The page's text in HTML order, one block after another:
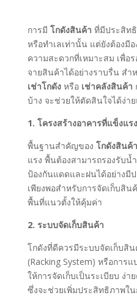
การมี โกดังสินค้า ที่มีประสิท
หรือทำเลเท่านั้น แต่ยังต้องมี
ความสะดวกที่เหมาะสม เพื่อ
จายสินค้าได้อย่างราบรื่น ส
เช่าโกดังหรือ เช่าคลังสินค้า
บ้าง จะช่วยให้ตัดสินใจได้ง่า
1. โครงสร้างอาคารที่แข็งแร
พื้นฐานสำคัญของ โกดังสินค้า
แรง พื้นต้องสามารถรองรับ
ป้องกันแดดและฝนได้อย่างมี
เพียงพอสำหรับการจัดเก็บสิน
พื้นที่แนวตั้งให้คุ้มค่า
2. ระบบจัดเก็บสินค้า
โกดังที่ดีควรมีระบบจัดเก็บสิ
(Racking System) หรือการ
ให้การจัดเก็บเป็นระเบียบ ง่
ซึ่งจะช่วยเพิ่มประสิทธิภาพใ